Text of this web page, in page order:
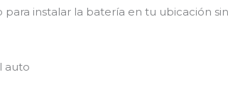
instalar la batería en tu ubicación
auto